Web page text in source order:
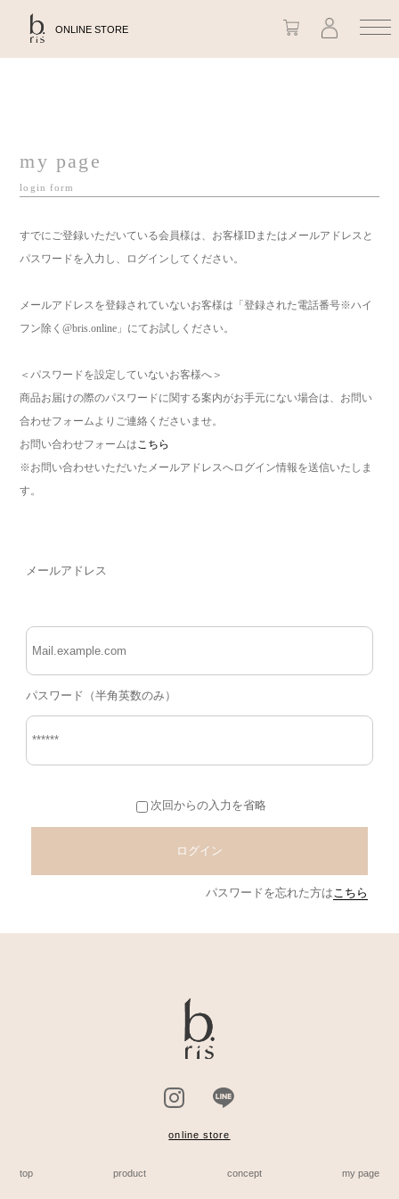
ONLINE STORE
my page
login form
すでにご登録いただいている会員様は、お客様IDまたはメールアドレスと
パスワードを入力し、ログインしてください。
メールアドレスを登録されていないお客様は「登録された電話番号※ハイ
フン除く@bris.online」にてお試しください。
＜パスワードを設定していないお客様へ＞
商品お届けの際のパスワードに関する案内がお手元にない場合は、お問い
合わせフォームよりご連絡くださいませ。
お問い合わせフォームはこちら
※お問い合わせいただいたメールアドレスへログイン情報を送信いたしま
す。
メールアドレス
パスワード（半角英数のみ）
次回からの入力を省略
ログイン
パスワードを忘れた方は こちら
online store
top product concept my page